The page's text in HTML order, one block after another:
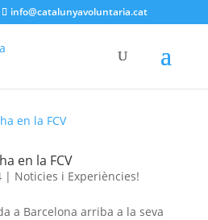
info@catalunyavoluntaria.cat
en la FCV
| Noticies i Experiències!
a Barcelona arriba a la seva